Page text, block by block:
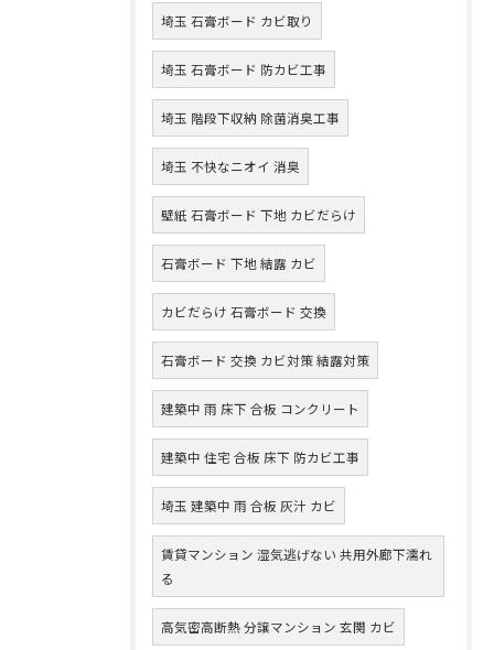
埼玉 石膏ボード カビ取り
埼玉 石膏ボード 防カビ工事
埼玉 階段下収納 除菌消臭工事
埼玉 不快なニオイ 消臭
壁紙 石膏ボード 下地 カビだらけ
石膏ボード 下地 結露 カビ
カビだらけ 石膏ボード 交換
石膏ボード 交換 カビ対策 結露対策
建築中 雨 床下 合板 コンクリート
建築中 住宅 合板 床下 防カビ工事
埼玉 建築中 雨 合板 灰汁 カビ
賃貸マンション 湿気逃げない 共用外廊下濡れ
る
高気密高断熱 分譲マンション 玄関 カビ